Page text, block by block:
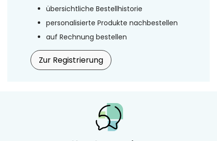
übersichtliche Bestellhistorie
personalisierte Produkte nachbestellen
auf Rechnung bestellen
Zur Registrierung